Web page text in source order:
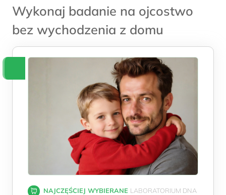
Wykonaj badanie na ojcostwo
bez wychodzenia z domu
NAJCZĘŚCIEJ WYBIERANE LABORATORIUM DNA